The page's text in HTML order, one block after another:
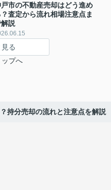
市の不動産売却はどう進め
？査定から流れ相場注意点ま
説
る
ップへ
持分売却の流れと注意点を解説